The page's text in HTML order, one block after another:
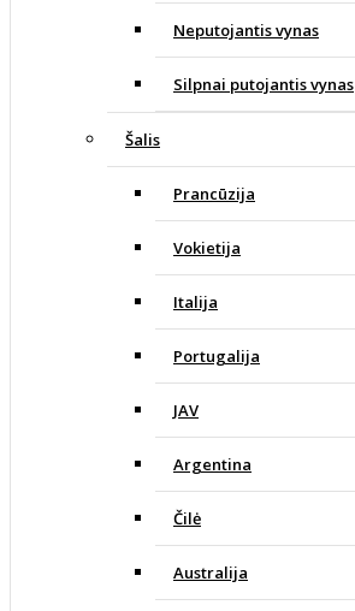
Neputojantis vynas
Silpnai putojantis vynas
Šalis
Prancūzija
Vokietija
Italija
Portugalija
JAV
Argentina
Čilė
Australija